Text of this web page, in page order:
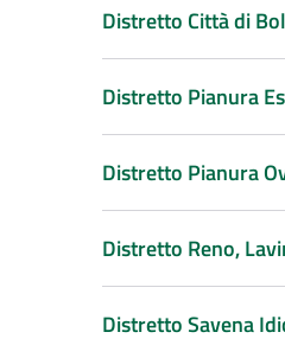
Distretto Città di
Distretto Pianura
Distretto Pianura
Distretto Reno,
Distretto Savena